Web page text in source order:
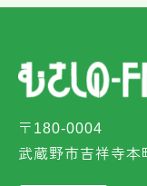
〒180-0004
武蔵野市吉祥寺